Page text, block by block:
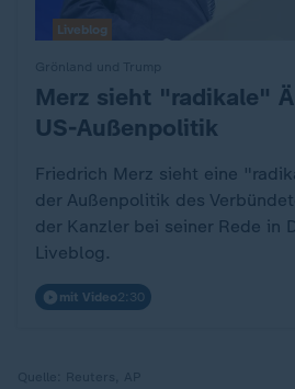
:Merz sieht "radikale"
US-Außenpolitik
Friedrich Merz sieht eine
der Außenpolitik des
der Kanzler bei seiner Rede in
Liveblog.
mit Video2:30
Liveblog